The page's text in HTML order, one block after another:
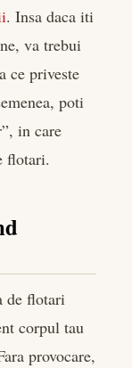
. Insa daca iti
va trebui
ce priveste
poti
in care
flotari.
de flotari
corpul tau
provocare,